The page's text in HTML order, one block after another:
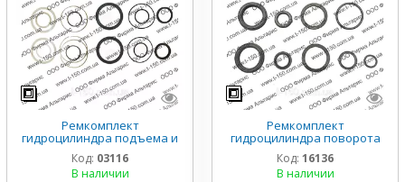
Ремкомплект
гидроцилиндра подъема и
переворота ковша Т-156,
старого образца
Код: 03116
В наличии
Ремкомплект
гидроцилиндра поворота
Львовский погрузчик
Д=63мм.
Код: 16136
В наличии